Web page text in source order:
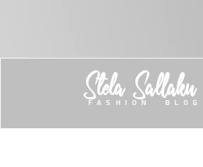
Stela Sallaku
FASHION BLOG